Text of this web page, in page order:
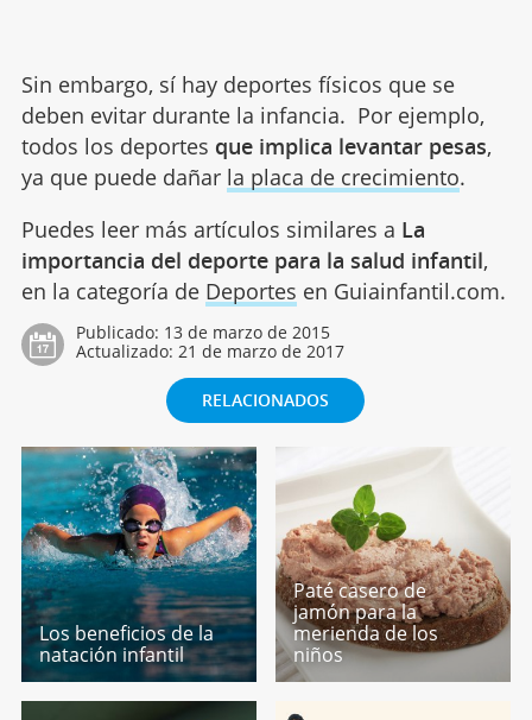
Sin embargo, sí hay deportes físicos que se
deben evitar durante la infancia. Por ejemplo,
todos los deportes que implica levantar pesas,
ya que puede dañar la placa de crecimiento.
Puedes leer más artículos similares a La
importancia del deporte para la salud infantil,
en la categoría de Deportes en Guiainfantil.com.
Publicado: 13 de marzo de 2015
Actualizado: 21 de marzo de 2017
RELACIONADOS
Los beneficios de la
natación infantil
Paté casero de
jamón para la
merienda de los
niños